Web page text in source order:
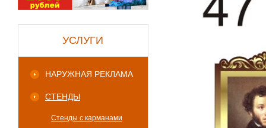
УСЛУГИ
НАРУЖНАЯ РЕКЛАМА
СТЕНДЫ
Стенды с карманами